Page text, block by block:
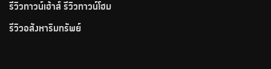
รีวิวทาวน์เฮ้าส์ รีวิวทาวน์โฮม
รีวิวอสังหาริมทรัพย์